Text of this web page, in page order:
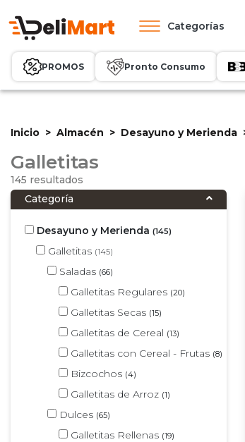
Categorías
PROMOS Pronto Consumo
Inicio Almacén Desayuno y Merienda
Galletitas
145 resultados
Categoría
Desayuno y Merienda (145)
Galletitas (145)
Saladas (66)
Galletitas Regulares (20)
Galletitas Secas (15)
Galletitas de Cereal (13)
Galletitas con Cereal - Frutas (8)
Bizcochos (4)
Galletitas de Arroz (1)
Dulces (65)
Galletitas Rellenas (19)